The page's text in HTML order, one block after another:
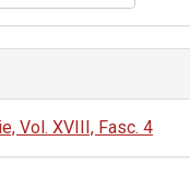
Vol. XVIII, Fasc. 4